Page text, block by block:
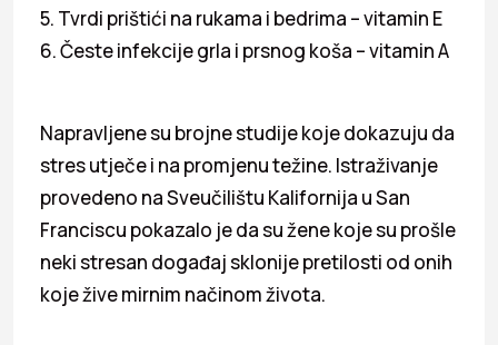
5. Tvrdi prištići na rukama i bedrima – vitamin E
6. Česte infekcije grla i prsnog koša – vitamin A
Napravljene su brojne studije koje dokazuju da
stres utječe i na promjenu težine. Istraživanje
provedeno na Sveučilištu Kalifornija u San
Franciscu pokazalo je da su žene koje su prošle
neki stresan događaj sklonije pretilosti od onih
koje žive mirnim načinom života.